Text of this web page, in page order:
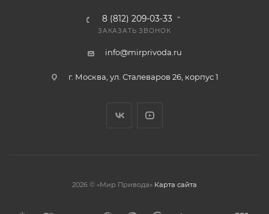
8 (812) 209-03-33
ЗАКАЗАТЬ ЗВОНОК
info@mirprivoda.ru
г. Москва, ул. Сталеваров 26, корпус 1
2026 © «Мир Привода» Карта сайта